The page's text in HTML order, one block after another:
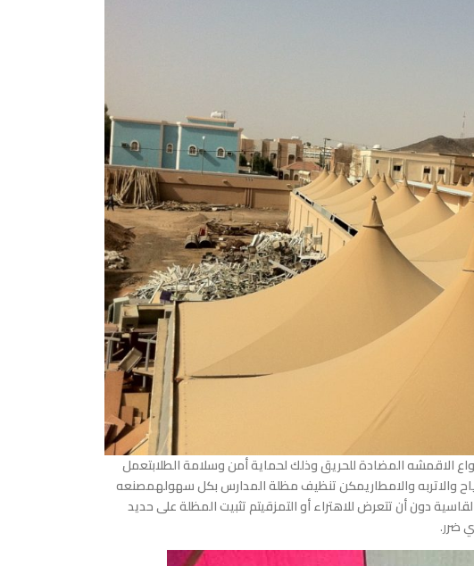
الاقمشه المضادة للحريق وذلك لحماية أمن وسلامة الطلابتعمل
والاتربه والامطاريمكن تنظيف مظلة المدارس بكل سهولهمصنعه
دون أن تتعرض للاهتراء أو التمزقيتم تثبيت المظلة على حديد
ضرر.